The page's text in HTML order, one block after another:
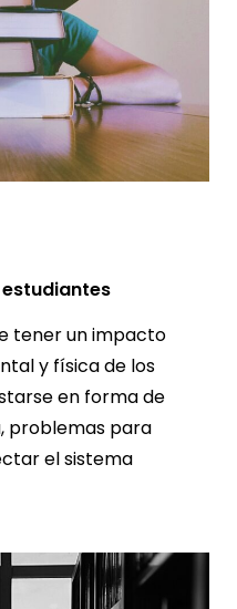
tener un impacto
y física de los
en forma de
problemas para
el sistema